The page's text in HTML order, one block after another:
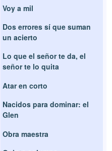
Voy a mil
Dos errores sí que suman
un acierto
Lo que el señor te da, el
señor te lo quita
Atar en corto
Nacidos para dominar: el
Glen
Obra maestra